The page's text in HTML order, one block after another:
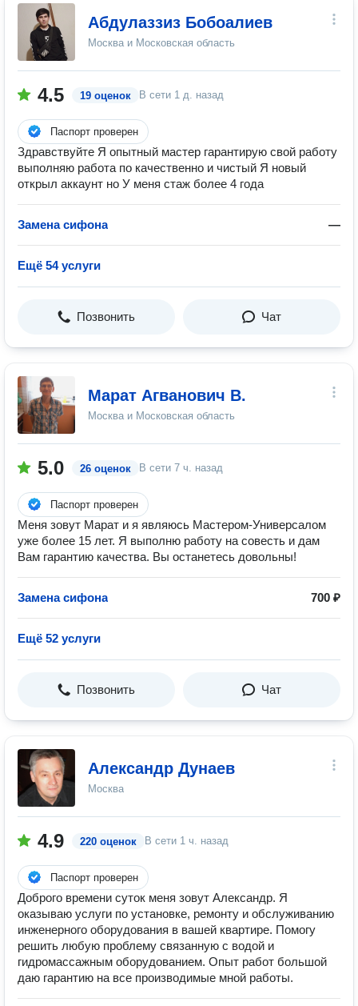
Абдулаззиз Бобоалиев
Москва и Московская область
4.5 19 оценок В сети 1 д. назад
Паспорт проверен
Здравствуйте Я опытный мастер гарантирую свой работу
выполняю работа по качественно и чистый Я новый
открыл аккаунт но У меня стаж более 4 года
Замена сифона —
Ещё 54 услуги
Позвонить Чат
Марат Агванович В.
Москва и Московская область
5.0 26 оценок В сети 7 ч. назад
Паспорт проверен
Меня зовут Марат и я являюсь Мастером-Универсалом
уже более 15 лет. Я выполню работу на совесть и дам
Вам гарантию качества. Вы останетесь довольны!
Замена сифона 700 ₽
Ещё 52 услуги
Позвонить Чат
Александр Дунаев
Москва
4.9 220 оценок В сети 1 ч. назад
Паспорт проверен
Доброго времени суток меня зовут Александр. Я
оказываю услуги по установке, ремонту и обслуживанию
инженерного оборудования в вашей квартире. Помогу
решить любую проблему связанную с водой и
гидромассажным оборудованием. Опыт работ большой
даю гарантию на все производимые мной работы.